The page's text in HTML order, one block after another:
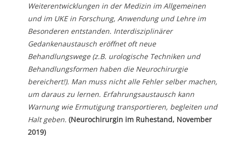
Weiterentwicklungen in der Medizin im Allgemeinen
und im UKE in Forschung, Anwendung und Lehre im
Besonderen entstanden. Interdisziplinärer
Gedankenaustausch eröffnet oft neue
Behandlungswege (z.B. urologische Techniken und
Behandlungsformen haben die Neurochirurgie
bereichert!). Man muss nicht alle Fehler selber machen,
um daraus zu lernen. Erfahrungsaustausch kann
Warnung wie Ermutigung transportieren, begleiten und
Halt geben. (Neurochirurgin im Ruhestand, November
2019)